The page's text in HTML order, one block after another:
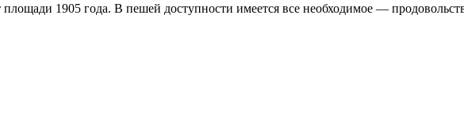
1905 года. В пешей доступности имеется все необходимое —